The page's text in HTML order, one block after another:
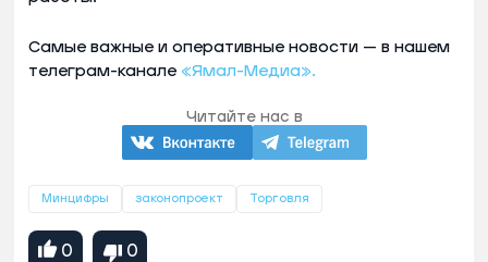
Самые важные и оперативные новости — в нашем
телеграм-канале «Ямал-Медиа».
Читайте нас в
Минцифры законопроект Торговля
0 0